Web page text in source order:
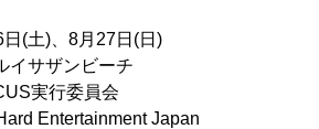
(土)、8月27日(日)
イサザンビーチ
実行委員会
Entertainment Japan